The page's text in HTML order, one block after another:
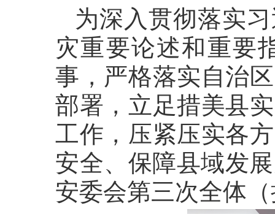
为深入贯彻落实
灾重要论述和重要
事，严格落实自治
部署，立足措美县
工作，压紧压实各
安全、保障县域发
安委会第三次全体